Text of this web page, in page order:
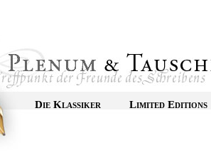
Die Klassiker Limited Editions